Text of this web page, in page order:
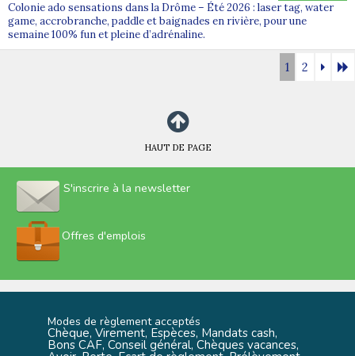
Colonie ado sensations dans la Drôme – Été 2026 : laser tag, water
game, accrobranche, paddle et baignades en rivière, pour une
semaine 100% fun et pleine d’adrénaline.
1 2
HAUT DE PAGE
S'inscrire à la newsletter
Offres d'emplois
Modes de règlement acceptés
Chèque, Virement, Espèces, Mandats cash,
Bons CAF, Conseil général, Chèques vacances,